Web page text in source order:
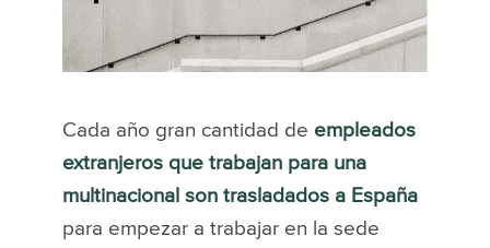
Cada año gran cantidad de empleados
extranjeros que trabajan para una
multinacional son trasladados a España
para empezar a trabajar en la sede